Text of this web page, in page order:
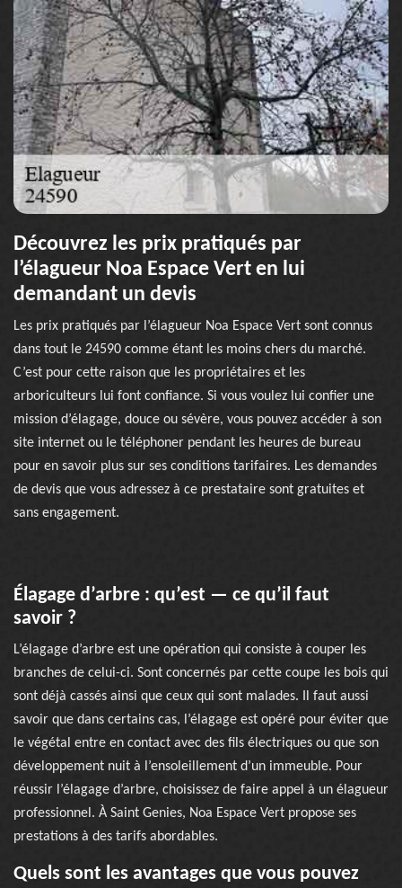
Découvrez les prix pratiqués par
l’élagueur Noa Espace Vert en lui
demandant un devis
Les prix pratiqués par l’élagueur Noa Espace Vert sont connus
dans tout le 24590 comme étant les moins chers du marché.
C’est pour cette raison que les propriétaires et les
arboriculteurs lui font confiance. Si vous voulez lui confier une
mission d’élagage, douce ou sévère, vous pouvez accéder à son
site internet ou le téléphoner pendant les heures de bureau
pour en savoir plus sur ses conditions tarifaires. Les demandes
de devis que vous adressez à ce prestataire sont gratuites et
sans engagement.
Élagage d’arbre : qu’est — ce qu’il faut
savoir ?
L’élagage d’arbre est une opération qui consiste à couper les
branches de celui-ci. Sont concernés par cette coupe les bois qui
sont déjà cassés ainsi que ceux qui sont malades. Il faut aussi
savoir que dans certains cas, l’élagage est opéré pour éviter que
le végétal entre en contact avec des fils électriques ou que son
développement nuit à l’ensoleillement d’un immeuble. Pour
réussir l’élagage d’arbre, choisissez de faire appel à un élagueur
professionnel. À Saint Genies, Noa Espace Vert propose ses
prestations à des tarifs abordables.
Quels sont les avantages que vous pouvez